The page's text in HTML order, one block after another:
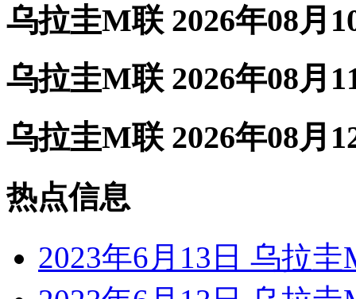
乌拉圭M联 2026年08月
乌拉圭M联 2026年08月
乌拉圭M联 2026年08月
热点信息
2023年6月13日 乌拉